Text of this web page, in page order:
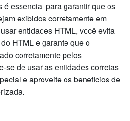
é essencial para garantir que os
exibidos corretamente em
entidades HTML, você evita
HTML e garante que o
corretamente pelos
se de usar as entidades corretas
e aproveite os benefícios de